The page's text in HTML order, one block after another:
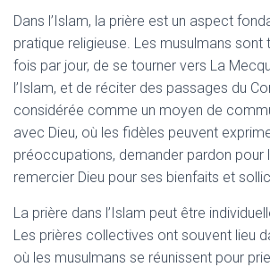
Dans l’Islam, la prière est un aspect
pratique religieuse. Les musulmans sont
fois par jour, de se tourner vers La
l’Islam, et de réciter des passages du
considérée comme un moyen de
avec Dieu, où les fidèles peuvent
préoccupations, demander pardon pour
remercier Dieu pour ses bienfaits et
La prière dans l’Islam peut être
Les prières collectives ont souvent lieu
où les musulmans se réunissent pour